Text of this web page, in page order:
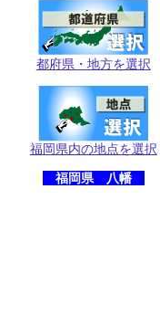
都府県・地方を選択
福岡県内の地点を選択
福岡県 八幡